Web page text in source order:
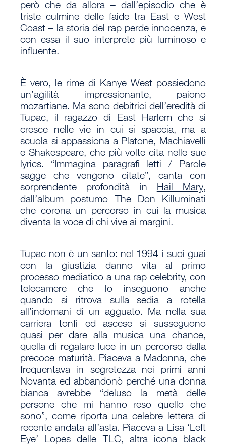
però che da allora – dall’episodio che è
triste culmine delle faide tra East e West
Coast – la storia del rap perde innocenza, e
con essa il suo interprete più luminoso e
influente.
È vero, le rime di Kanye West possiedono
un’agilità impressionante, paiono
mozartiane. Ma sono debitrici dell’eredità di
Tupac, il ragazzo di East Harlem che sì
cresce nelle vie in cui si spaccia, ma a
scuola si appassiona a Platone, Machiavelli
e Shakespeare, che più volte cita nelle sue
lyrics. “Immagina paragrafi letti / Parole
sagge che vengono citate”, canta con
sorprendente profondità in Hail Mary,
dall’album postumo The Don Killuminati
che corona un percorso in cui la musica
diventa la voce di chi vive ai margini.
Tupac non è un santo: nel 1994 i suoi guai
con la giustizia danno vita al primo
processo mediatico a una rap celebrity, con
telecamere che lo inseguono anche
quando si ritrova sulla sedia a rotella
all’indomani di un agguato. Ma nella sua
carriera tonfi ed ascese si susseguono
quasi per dare alla musica una chance,
quella di regalare luce in un percorso dalla
precoce maturità. Piaceva a Madonna, che
frequentava in segretezza nei primi anni
Novanta ed abbandonò perché una donna
bianca avrebbe “deluso la metà delle
persone che mi hanno reso quello che
sono”, come riporta una celebre lettera di
recente andata all’asta. Piaceva a Lisa ‘Left
Eye’ Lopes delle TLC, altra icona black